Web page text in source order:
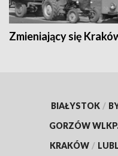
Zmieniający się
BIAŁYSTOK /
GORZÓW
KRAKÓW /